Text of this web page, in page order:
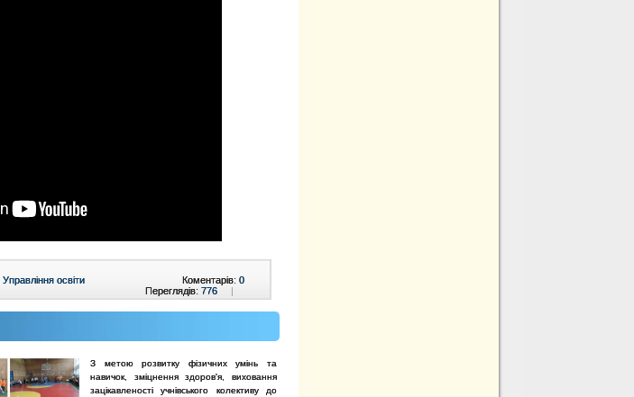
Управління освіти Коментарів: 0
Переглядів: 776 |
З метою розвитку фізичних умінь та
навичок, зміцнення здоров'я, виховання
зацікавленості учнівського колективу до